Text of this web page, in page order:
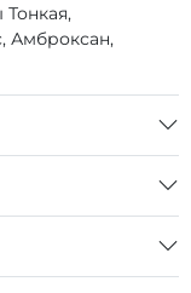
Амброксан,